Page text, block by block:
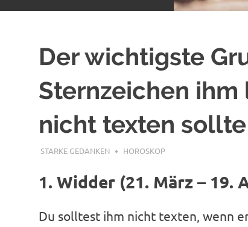
Der wichtigste
Sternzeichen
nicht texten sollte
DEZEMBER 11, 2019
STARKE GEDANKEN HOROSKOP
1. Widder (21. März – 19.
Du solltest ihm nicht texten, wenn